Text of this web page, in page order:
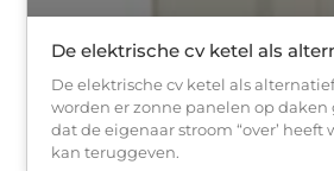
De elektrische cv ketel als
De elektrische cv ketel als
worden er zonne panelen op
dat de eigenaar stroom “over’
kan teruggeven.